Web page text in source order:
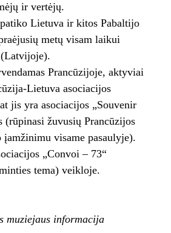
ir vertėjų.
Lietuva ir kitos Pabaltijo
metų visam laikui
Prancūzijoje, aktyviai
Lietuva asociacijos
jis yra asociacijos „Souvenir
(rūpinasi žuvusių Prancūzijos
visame pasaulyje).
„Convoi – 73“
tema) veikloje.
muziejaus informacija